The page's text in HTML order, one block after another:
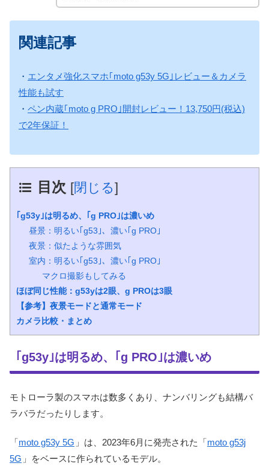
関連記事
・ エンタメ強化スマホ｢moto g53y 5G｣レビュー＆カメラ
性能も試す
・ ペン内蔵｢moto g PRO｣開封レビュー！13,750円(税込)
で2年保証！
目次 [閉じる]
｢g53y｣は明るめ、｢g PRO｣は濃いめ
昼景：明るい｢g53｣、濃い｢g PRO｣
夜景：似たような雰囲気
室内：明るい｢g53｣、濃い｢g PRO｣
マクロ撮影もしてみる
ほぼ同じ性能：g53yは2眼、g PROは3眼
【参考】夜景モードと通常モード
カメラ比較・まとめ
｢g53y｣は明るめ、｢g PRO｣は濃いめ
モトローラ製のスマホは数多くあり、ナンバリングも結構バ
ラバラだったりします。
「moto g53y 5G 」は、2023年6月に発売された「moto g53j
5G 」をベースに作られているモデル。